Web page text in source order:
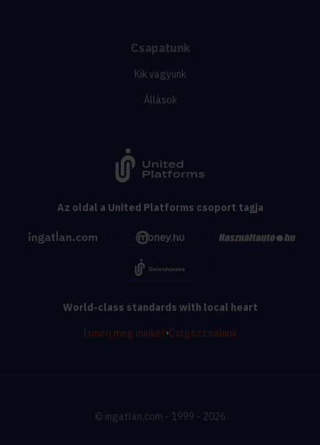
Csapatunk
Kik vagyunk
Állások
Az oldal a United Platforms csoport tagja
World-class standards with local heart
Ismerj meg minket•Dolgozz nálunk
© ingatlan.com - 1999 - 2026